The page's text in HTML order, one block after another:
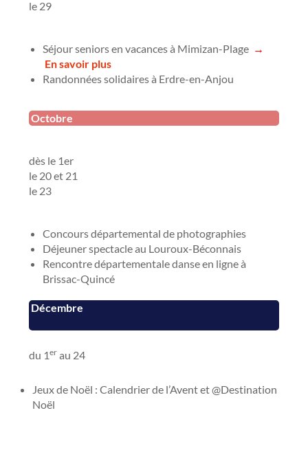
le 29
Séjour seniors en vacances à Mimizan-Plage →
En savoir plus
Randonnées solidaires à Erdre-en-Anjou
Octobre
dès le 1er
le 20 et 21
le 23
Concours départemental de photographies
Déjeuner spectacle au Louroux-Béconnais
Rencontre départementale danse en ligne à
Brissac-Quincé
Décembre
du 1er au 24
Jeux de Noël : Calendrier de l’Avent et @Destination
Noël